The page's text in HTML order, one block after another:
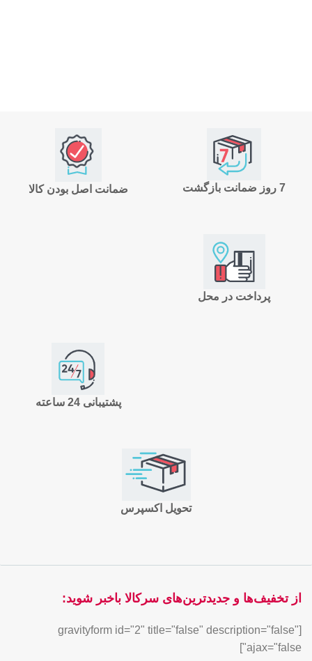
ضمانت اصل بودن کالا 7 روز ضمانت بازگشت
پرداخت در محل
پشتیبانی 24 ساعته
تحویل اکسپرس
از تخفیف‌ها و جدیدترین‌های سرکالا باخبر شوید:
[gravityform id="2" title="false" description="false"
ajax="false"]